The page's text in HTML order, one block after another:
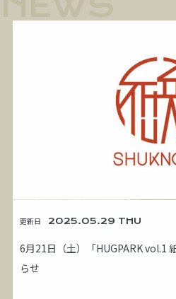
更新日 2025.05.29 THU
6月21日（土）「HUGPARK vol.1
らせ